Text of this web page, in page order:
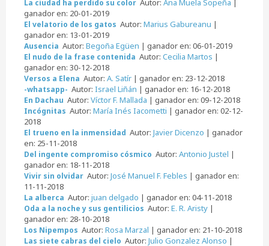
La ciudad ha perdido su color
ganador en: 20-01-2019
El velatorio de los gatos Autor: Marius Gabureanu |
ganador en: 13-01-2019
Ausencia Autor: Begoña Egüen | ganador en: 06-01-2019
El nudo de la frase contenida Autor: Cecilia Martos |
ganador en: 30-12-2018
Versos a Elena Autor: A. Satír | ganador en: 23-12-2018
-whatsapp- Autor: Israel Liñán | ganador en: 16-12-2018
En Dachau Autor: Víctor F. Mallada | ganador en: 09-12-2018
Incógnitas Autor: María Inés Iacometti | ganador en: 02-12-
2018
El trueno en la inmensidad Autor: Javier Dicenzo | ganador
en: 25-11-2018
Del ingente compromiso cósmico Autor: Antonio Justel |
ganador en: 18-11-2018
Vivir sin olvidar Autor: José Manuel F. Febles | ganador en:
11-11-2018
La alberca Autor: juan delgado | ganador en: 04-11-2018
Oda a la noche y sus gentilicios Autor: E. R. Aristy |
ganador en: 28-10-2018
Los Nipempos Autor: Rosa Marzal | ganador en: 21-10-2018
Las siete cabras del cielo Autor: Julio Gonzalez Alonso |